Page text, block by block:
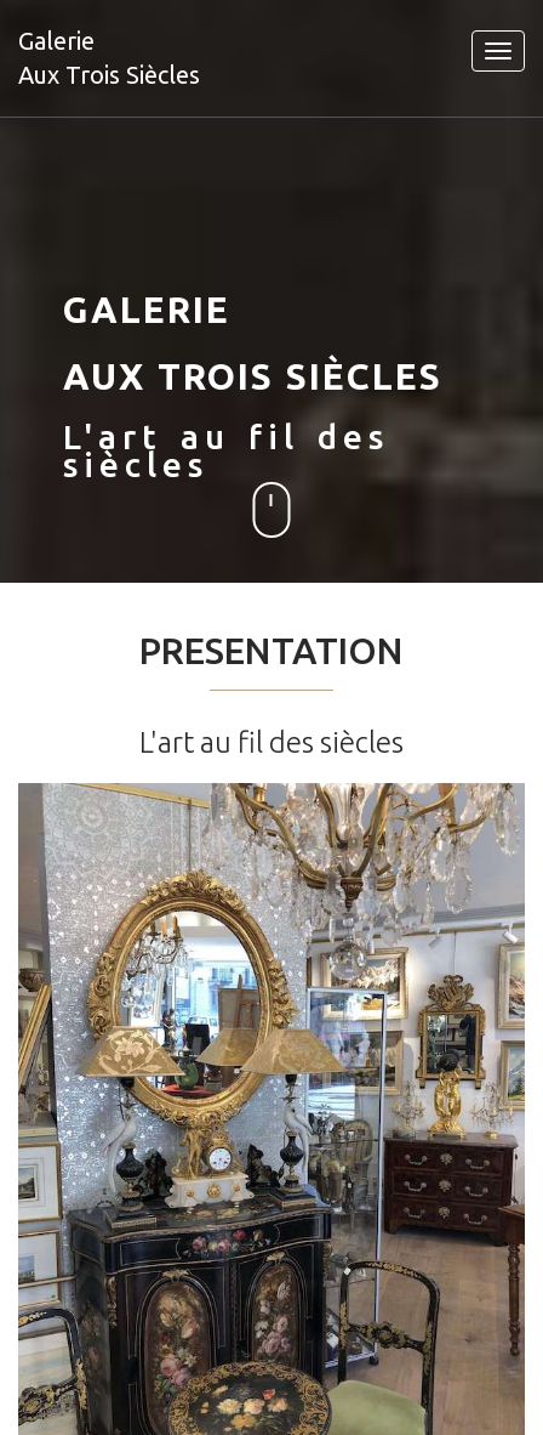
Galerie
Aux Trois Siècles
GALERIE
AUX TROIS SIÈCLES
L'art au fil des
siècles
PRESENTATION
L'art au fil des siècles